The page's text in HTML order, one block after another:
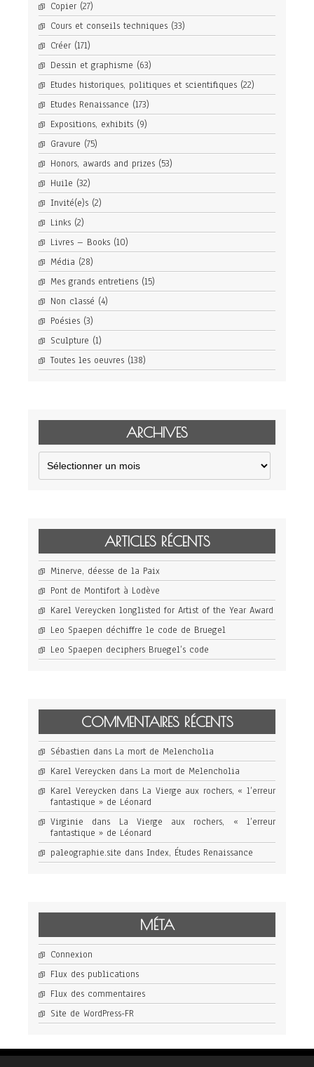
Copier (27)
Cours et conseils techniques (33)
Créer (171)
Dessin et graphisme (63)
Etudes historiques, politiques et scientifiques (22)
Etudes Renaissance (173)
Expositions, exhibits (9)
Gravure (75)
Honors, awards and prizes (53)
Huile (32)
Invité(e)s (2)
Links (2)
Livres – Books (10)
Média (28)
Mes grands entretiens (15)
Non classé (4)
Poésies (3)
Sculpture (1)
Toutes les oeuvres (138)
ARCHIVES
Archives
ARTICLES RÉCENTS
Minerve, déesse de la Paix
Pont de Montifort à Lodève
Karel Vereycken longlisted for Artist of the Year Award
Leo Spaepen déchiffre le code de Bruegel
Leo Spaepen deciphers Bruegel’s code
COMMENTAIRES RÉCENTS
Sébastien dans La mort de Melencholia
Karel Vereycken dans La mort de Melencholia
Karel Vereycken dans La Vierge aux rochers, « l’erreur
fantastique » de Léonard
Virginie dans La Vierge aux rochers, « l’erreur
fantastique » de Léonard
paleographie.site dans Index, Études Renaissance
MÉTA
Connexion
Flux des publications
Flux des commentaires
Site de WordPress-FR